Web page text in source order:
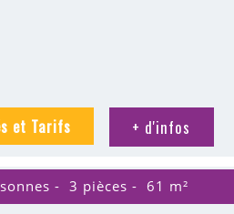
+ d'infos
et Tarifs
3 pièces 61 m²